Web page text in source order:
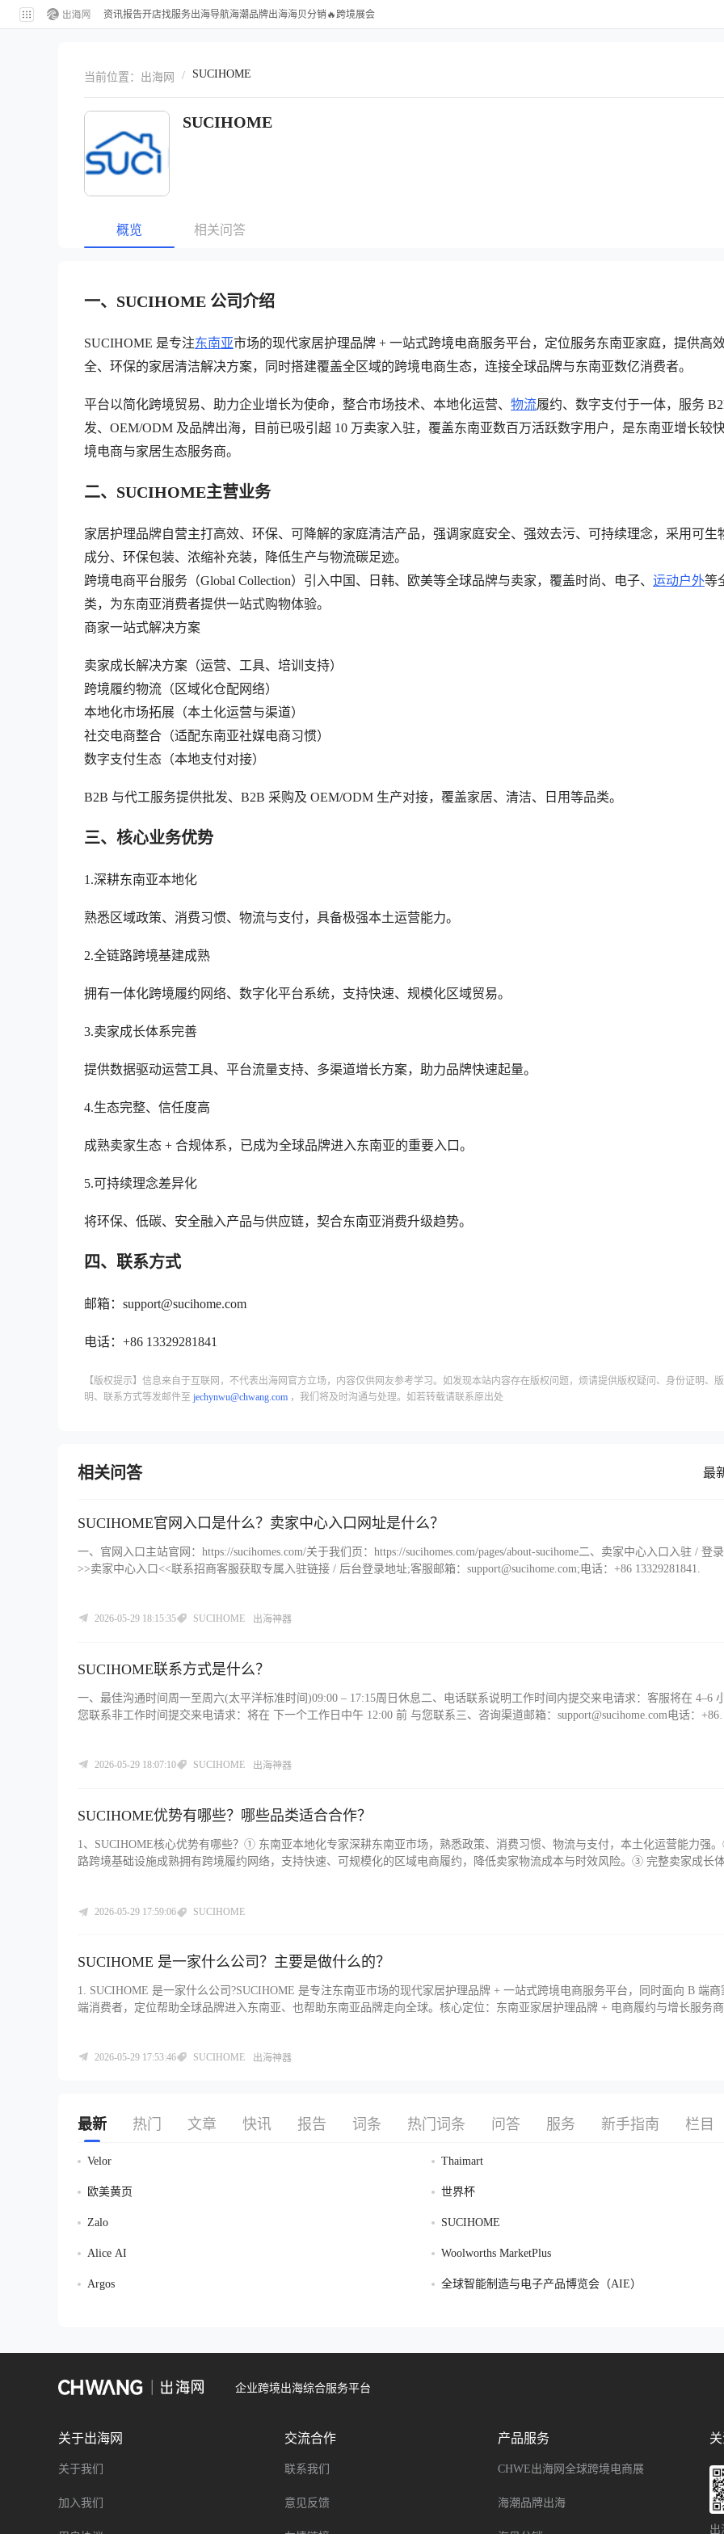
资讯报告开店找服务出海导航海潮品牌出海海贝分销🔥跨境展会
当前位置： 出海网 / SUCIHOME
SUCIHOME
概览 相关问答
一、SUCIHOME 公司介绍
SUCIHOME 是专注东南亚市场的现代家居护理品牌 + 一站式跨境电商服务平台，定位服务东南亚家庭，提供高
全、环保的家居清洁解决方案，同时搭建覆盖全区域的跨境电商生态，连接全球品牌与东南亚数亿消费者。
平台以简化跨境贸易、助力企业增长为使命，整合市场技术、本地化运营、 物流履约、数字支付于一体，服务
发、OEM/ODM 及品牌出海，目前已吸引超 10 万卖家入驻，覆盖东南亚数百万活跃数字用户，是东南亚增长较
境电商与家居生态服务商。
二、SUCIHOME主营业务
家居护理品牌自营主打高效、环保、可降解的家庭清洁产品，强调家庭安全、强效去污、可持续理念，采用可生
成分、环保包装、浓缩补充装，降低生产与物流碳足迹。
跨境电商平台服务（Global Collection）引入中国、日韩、欧美等全球品牌与卖家，覆盖时尚、电子、 运动户外等
类，为东南亚消费者提供一站式购物体验。
商家一站式解决方案
卖家成长解决方案（运营、工具、培训支持）
跨境履约物流（区域化仓配网络）
本地化市场拓展（本土化运营与渠道）
社交电商整合（适配东南亚社媒电商习惯）
数字支付生态（本地支付对接）
B2B 与代工服务提供批发、B2B 采购及 OEM/ODM 生产对接，覆盖家居、清洁、日用等品类。
三、核心业务优势
1.深耕东南亚本地化
熟悉区域政策、消费习惯、物流与支付，具备极强本土运营能力。
2.全链路跨境基建成熟
拥有一体化跨境履约网络、数字化平台系统，支持快速、规模化区域贸易。
3.卖家成长体系完善
提供数据驱动运营工具、平台流量支持、多渠道增长方案，助力品牌快速起量。
4.生态完整、信任度高
成熟卖家生态 + 合规体系，已成为全球品牌进入东南亚的重要入口。
5.可持续理念差异化
将环保、低碳、安全融入产品与供应链，契合东南亚消费升级趋势。
四、联系方式
邮箱：support@sucihome.com
电话：+86 13329281841
【版权提示】信息来自于互联网，不代表出海网官方立场，内容仅供网友参考学习。如发现本站内容存在版权问题，烦请提供版权疑问、身份证明、
明、联系方式等发邮件至 jechynwu@chwang.com ，我们将及时沟通与处理。如若转载请联系原出处
相关问答 最
SUCIHOME官网入口是什么？卖家中心入口网址是什么？
一、官网入口主站官网：https://sucihomes.com/关于我们页：https://sucihomes.com/pages/about-sucihome二、卖家中心入口入驻 / 登
>>卖家中心入口<<联系招商客服获取专属入驻链接 / 后台登录地址;客服邮箱：support@sucihome.com;电话：+86 13329281841.
2026-05-29 18:15:35 SUCIHOME 出海神器
SUCIHOME联系方式是什么？
一、最佳沟通时间周一至周六(太平洋标准时间)09:00 – 17:15周日休息二、电话联系说明工作时间内提交来电请求：客服将在 4–6
您联系非工作时间提交来电请求：将在 下一个工作日中午 12:00 前 与您联系三、咨询渠道邮箱：support@sucihome.com电话：+86
2026-05-29 18:07:10 SUCIHOME 出海神器
SUCIHOME优势有哪些？哪些品类适合合作？
1、SUCIHOME核心优势有哪些？① 东南亚本地化专家深耕东南亚市场，熟悉政策、消费习惯、物流与支付，本土化运营能力强
路跨境基础设施成熟拥有跨境履约网络，支持快速、可规模化的区域电商履约，降低卖家物流成本与时效风险。③ 完整卖家成长
2026-05-29 17:59:06 SUCIHOME
SUCIHOME 是一家什么公司？主要是做什么的？
1. SUCIHOME 是一家什么公司?SUCIHOME 是专注东南亚市场的现代家居护理品牌 + 一站式跨境电商服务平台，同时面向 B 端商
端消费者，定位帮助全球品牌进入东南亚、也帮助东南亚品牌走向全球。核心定位：东南亚家居护理品牌 + 电商履约与增长服务
2026-05-29 17:53:46 SUCIHOME 出海神器
最新 热门 文章 快讯 报告 词条 热门词条 问答 服务 新手指南 栏目
Velor Thaimart
欧美黄页 世界杯
Zalo SUCIHOME
Alice AI Woolworths MarketPlus
Argos 全球智能制造与电子产品博览会（AIE）
企业跨境出海综合服务平台
关于出海网
关于我们
加入我们
交流合作
联系我们
意见反馈
产品服务
CHWE出海网全球跨境电商展
海潮品牌出海
出